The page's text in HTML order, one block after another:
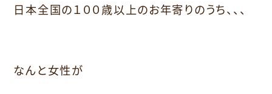
日本全国の１００歳以上のお年寄りのうち、、、
なんと女性が